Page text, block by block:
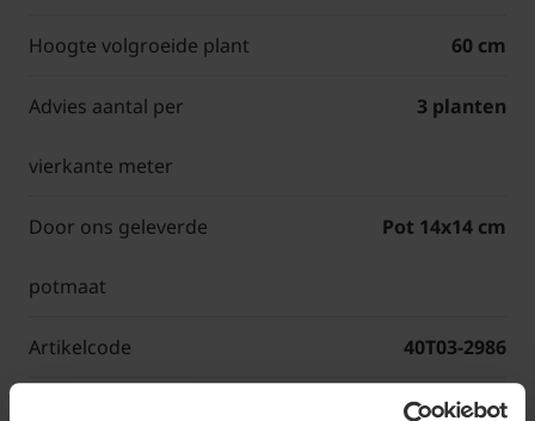
Hoogte volgroeide plant 60 cm
Advies aantal per
vierkante meter
3 planten
Door ons geleverde
potmaat
Pot 14x14 cm
Artikelcode 40T03-2986